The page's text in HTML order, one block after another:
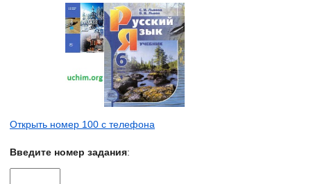
Открыть номер 100 с телефона
Введите номер задания: